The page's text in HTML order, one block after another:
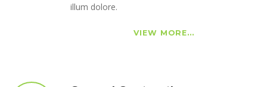
illum dolore.
VIEW MORE...